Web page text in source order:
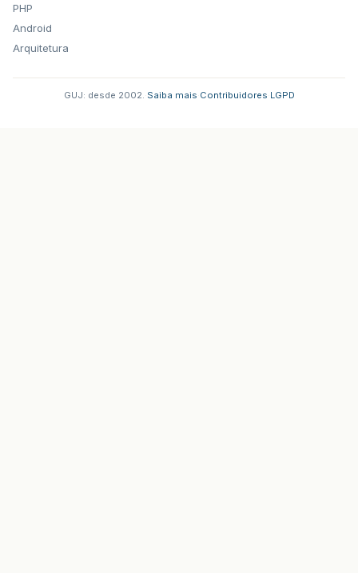
PHP
Android
Arquitetura
GUJ: desde 2002. Saiba mais Contribuidores LGPD